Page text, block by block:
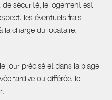
de sécurité, le logement est
les éventuels frais
la charge du locataire.
jour précisé et dans la plage
tardive ou différée, le